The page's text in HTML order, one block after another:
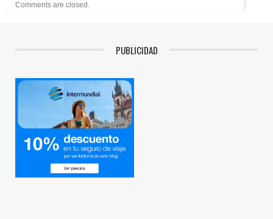
Comments are closed.
PUBLICIDAD